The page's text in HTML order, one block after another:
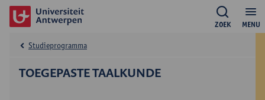
MENU
ZOEK
TOEGEPASTE TAALKUNDE
Studieprogramma